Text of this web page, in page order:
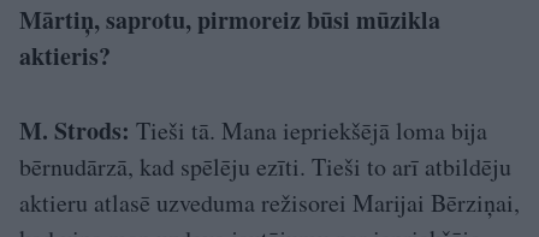
Mārtiņ, saprotu, pirmoreiz būsi mūzikla
aktieris?
M. Strods: Tieši tā. Mana iepriekšējā loma bija
bērnudārzā, kad spēlēju ezīti. Tieši to arī atbildēju
aktieru atlasē uzveduma režisorei Marijai Bērziņai,